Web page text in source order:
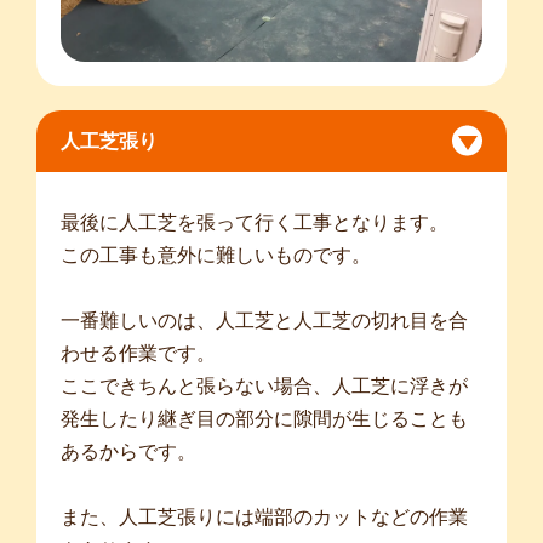
人工芝張り
最後に人工芝を張って行く工事となります。
この工事も意外に難しいものです。
一番難しいのは、人工芝と人工芝の切れ目を合
わせる作業です。
ここできちんと張らない場合、人工芝に浮きが
発生したり継ぎ目の部分に隙間が生じることも
あるからです。
また、人工芝張りには端部のカットなどの作業